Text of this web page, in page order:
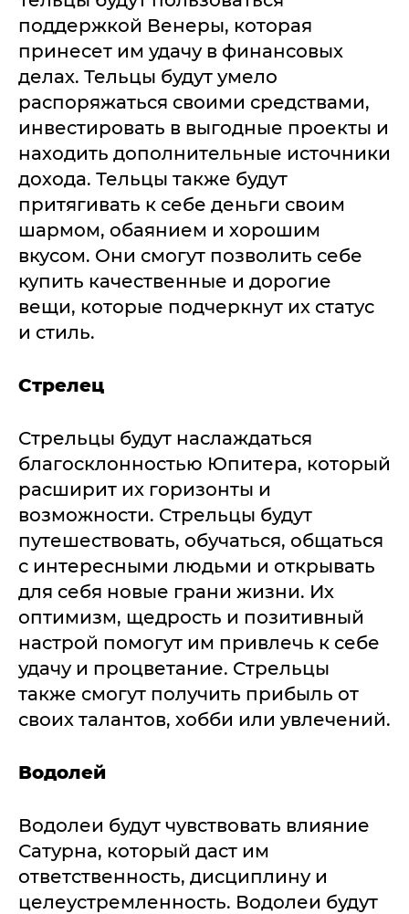
поддержкой Венеры, которая
принесет им удачу в финансовых
делах. Тельцы будут умело
распоряжаться своими средствами,
инвестировать в выгодные проекты и
находить дополнительные источники
дохода. Тельцы также будут
притягивать к себе деньги своим
шармом, обаянием и хорошим
вкусом. Они смогут позволить себе
купить качественные и дорогие
вещи, которые подчеркнут их статус
и стиль.
Стрелец
Стрельцы будут наслаждаться
благосклонностью Юпитера, который
расширит их горизонты и
возможности. Стрельцы будут
путешествовать, обучаться, общаться
с интересными людьми и открывать
для себя новые грани жизни. Их
оптимизм, щедрость и позитивный
настрой помогут им привлечь к себе
удачу и процветание. Стрельцы
также смогут получить прибыль от
своих талантов, хобби или увлечений.
Водолей
Водолеи будут чувствовать влияние
Сатурна, который даст им
ответственность, дисциплину и
целеустремленность. Водолеи будут